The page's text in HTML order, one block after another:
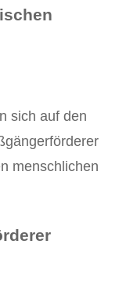
sich auf den
menschlichen